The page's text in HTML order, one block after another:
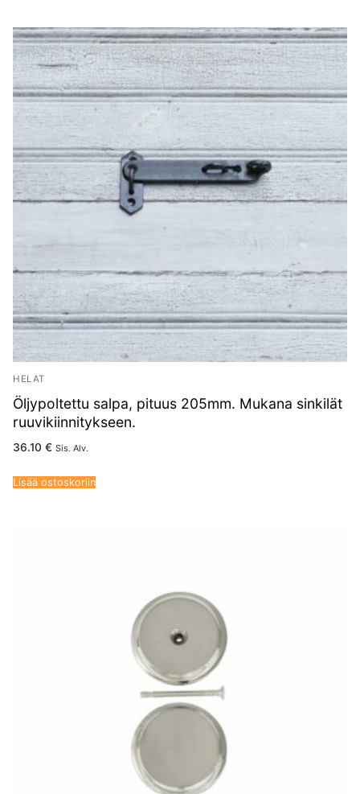
HELAT
Öljypoltettu salpa, pituus 205mm. Mukana sinkilät
ruuvikiinnitykseen.
36.10 € Sis. Alv.
Lisää ostoskoriin